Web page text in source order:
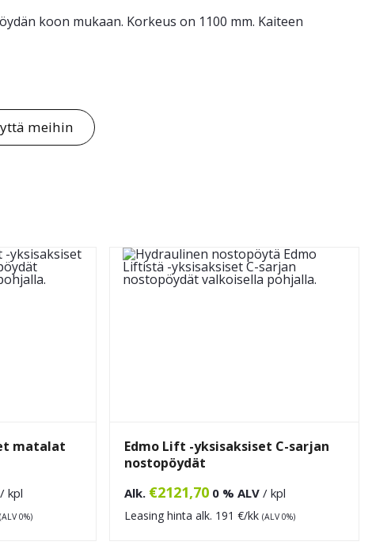
koon mukaan. Korkeus on 1100 mm. Kaiteen
meihin
matalat
/ kpl
(ALV 0%)
Edmo Lift -yksisaksiset C-sarjan
nostopöydät
Alk. €2121,70 0 % ALV / kpl
Leasing hinta alk. 191 €/kk (ALV 0%)